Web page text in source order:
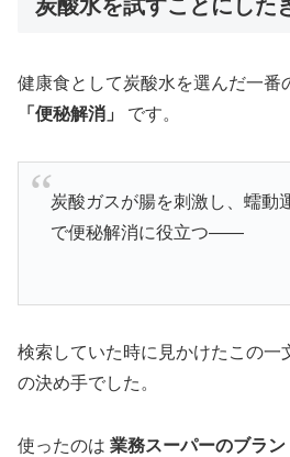
炭酸水を試すことにした
健康食として炭酸水を選んだ一番
「便秘解消」
です。
炭酸ガスが腸を刺激し、蠕動
で便秘解消に役立つ——
検索していた時に見かけたこの一
の決め手でした。
使ったのは 業務スーパーのブラ